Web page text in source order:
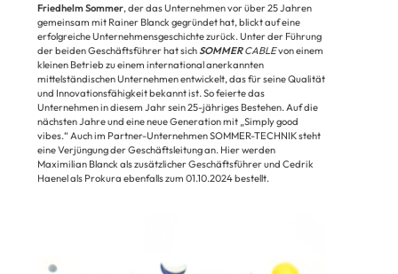
Friedhelm Sommer, der das Unternehmen vor über 25 Jahren
gemeinsam mit Rainer Blanck gegründet hat, blickt auf eine
erfolgreiche Unternehmensgeschichte zurück. Unter der Führung
der beiden Geschäftsführer hat sichSOMMERCABLEvon einem
kleinen Betrieb zu einem international anerkannten
mittelständischen Unternehmen entwickelt, das für seine Qualität
und Innovationsfähigkeit bekannt ist. So feierte das
Unternehmen in diesem Jahr sein 25-jähriges Bestehen. Auf die
nächsten Jahre und eine neue Generation mit „Simply good
vibes.“ Auch im Partner-Unternehmen SOMMER-TECHNIK steht
eine Verjüngung der Geschäftsleitung an. Hier werden
Maximilian Blanck als zusätzlicher Geschäftsführer und Cedrik
Haenel als Prokura ebenfalls zum 01.10.2024 bestellt.